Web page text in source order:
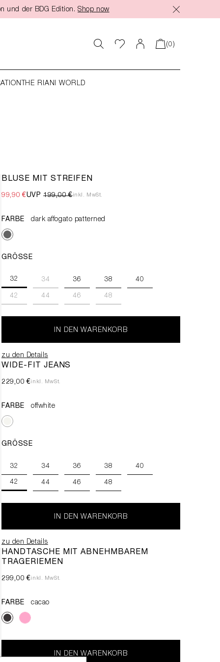
und der BDG Edition. Shop now
(0)
THE RIANI WORLD
BLUSE MIT STREIFEN
99,90 €UVP199,00 €inkl. MwSt.
FARBE dark affogato patterned
GRÖSSE
32 34 36 38 40
42 44 46 48
IN DEN WARENKORB
zu den Details
WIDE-FIT JEANS
229,00 €inkl. MwSt.
FARBE offwhite
GRÖSSE
32 34 36 38 40
42 44 46 48
IN DEN WARENKORB
zu den Details
HANDTASCHE MIT ABNEHMBAREM
TRAGERIEMEN
299,00 €inkl. MwSt.
FARBE cacao
IN DEN WARENKORB